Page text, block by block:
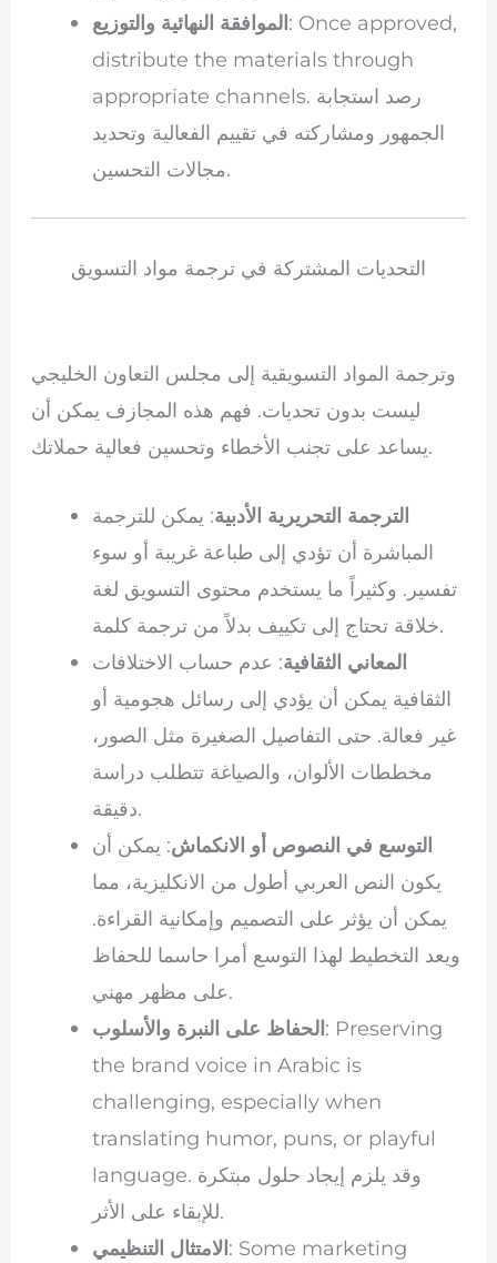
الموافقة النهائية والتوزيع: Once approved,
distribute the materials through
appropriate channels. رصد استجابة
الجمهور ومشاركته في تقييم الفعالية وتحديد
مجالات التحسين.
التحديات المشتركة في ترجمة مواد التسويق
وترجمة المواد التسويقية إلى مجلس التعاون الخليجي
ليست بدون تحديات. فهم هذه المجازف يمكن أن
يساعد على تجنب الأخطاء وتحسين فعالية حملاتك.
الترجمة التحريرية الأدبية: يمكن للترجمة
المباشرة أن تؤدي إلى طباعة غريبة أو سوء
تفسير. وكثيراً ما يستخدم محتوى التسويق لغة
خلاقة تحتاج إلى تكييف بدلاً من ترجمة كلمة.
المعاني الثقافية: عدم حساب الاختلافات
الثقافية يمكن أن يؤدي إلى رسائل هجومية أو
غير فعالة. حتى التفاصيل الصغيرة مثل الصور،
مخططات الألوان، والصياغة تتطلب دراسة
دقيقة.
التوسع في النصوص أو الانكماش: يمكن أن
يكون النص العربي أطول من الانكليزية، مما
يمكن أن يؤثر على التصميم وإمكانية القراءة.
ويعد التخطيط لهذا التوسع أمرا حاسما للحفاظ
على مظهر مهني.
الحفاظ على النبرة والأسلوب: Preserving
the brand voice in Arabic is
challenging, especially when
translating humor, puns, or playful
language. وقد يلزم إيجاد حلول مبتكرة
للإبقاء على الأثر.
الامتثال التنظيمي: Some marketing